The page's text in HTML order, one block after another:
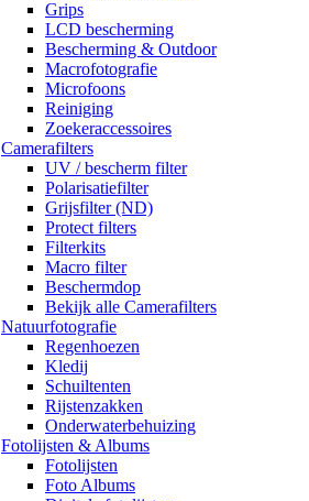
Grips
LCD bescherming
Bescherming & Outdoor
Macrofotografie
Microfoons
Reiniging
Zoekeraccessoires
Camerafilters
UV / bescherm filter
Polarisatiefilter
Grijsfilter (ND)
Protect filters
Filterkits
Macro filter
Beschermdop
Bekijk alle Camerafilters
Natuurfotografie
Regenhoezen
Kledij
Schuiltenten
Rijstenzakken
Onderwaterbehuizing
Fotolijsten & Albums
Fotolijsten
Foto Albums